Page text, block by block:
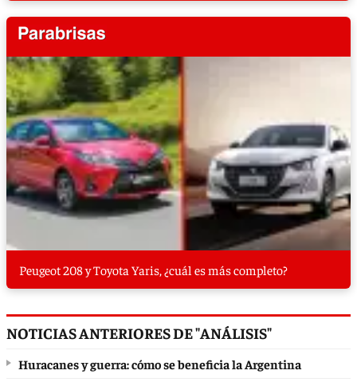
Peugeot 208 y Toyota Yaris, ¿cuál es más completo?
NOTICIAS ANTERIORES DE "ANÁLISIS"
Huracanes y guerra: cómo se beneficia la Argentina